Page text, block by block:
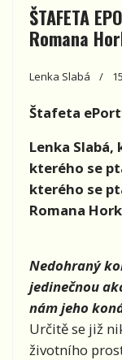
ŠTAFETA
Romana
Lenka Slabá
Štafeta
Lenka Slabá,
kterého se
kterého se
Romana
Nedohraný
jedinečnou
nám jeho
Určitě se již
životního